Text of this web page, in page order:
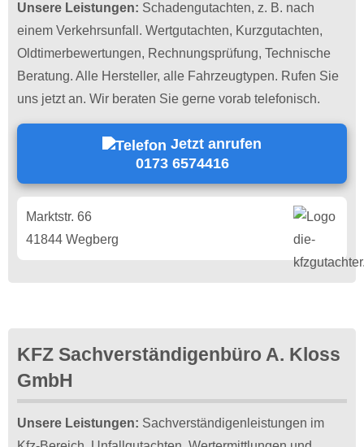
Unsere Leistungen: Schadengutachten, z. B. nach
einem Verkehrsunfall. Wertgutachten, Kurzgutachten,
Oldtimerbewertungen, Rechnungsprüfung, Technische
Beratung. Alle Hersteller, alle Fahrzeugtypen. Rufen Sie
uns jetzt an. Wir beraten Sie gerne vorab telefonisch.
Jetzt anrufen
0173 6574416
Marktstr. 66
41844 Wegberg
KFZ Sachverständigenbüro A. Kloss
GmbH
Unsere Leistungen: Sachverständigenleistungen im